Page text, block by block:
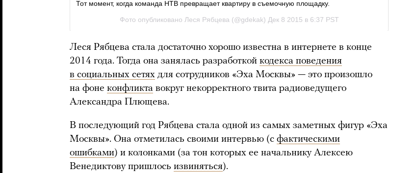
Леся Рябцева стала достаточно хорошо известна в интернете в конце
2014 года. Тогда она занялась разработкой кодекса поведения
в социальных сетях для сотрудников «Эха Москвы» — это произошло
на фоне конфликта вокруг некорректного твита радиоведущего
Александра Плющева.
В последующий год Рябцева стала одной из самых заметных фигур «Эха
Москвы». Она отметилась своими интервью (с фактическими
ошибками) и колонками (за тон которых ее начальнику Алексею
Венедиктову пришлось извиняться).